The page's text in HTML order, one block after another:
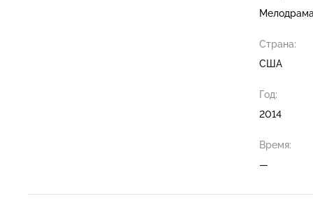
Мелодрама
Страна:
США
Год:
2014
Время:
—